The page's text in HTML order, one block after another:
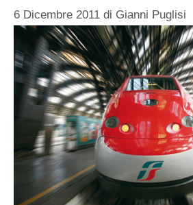
6 Dicembre 2011 di Gianni Puglisi